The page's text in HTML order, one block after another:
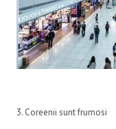
3. Coreenii sunt frumosi